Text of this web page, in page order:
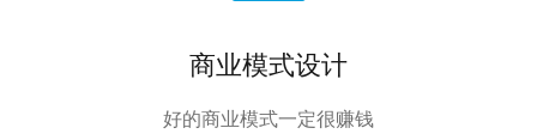
商业模式设计
好的商业模式一定很赚钱